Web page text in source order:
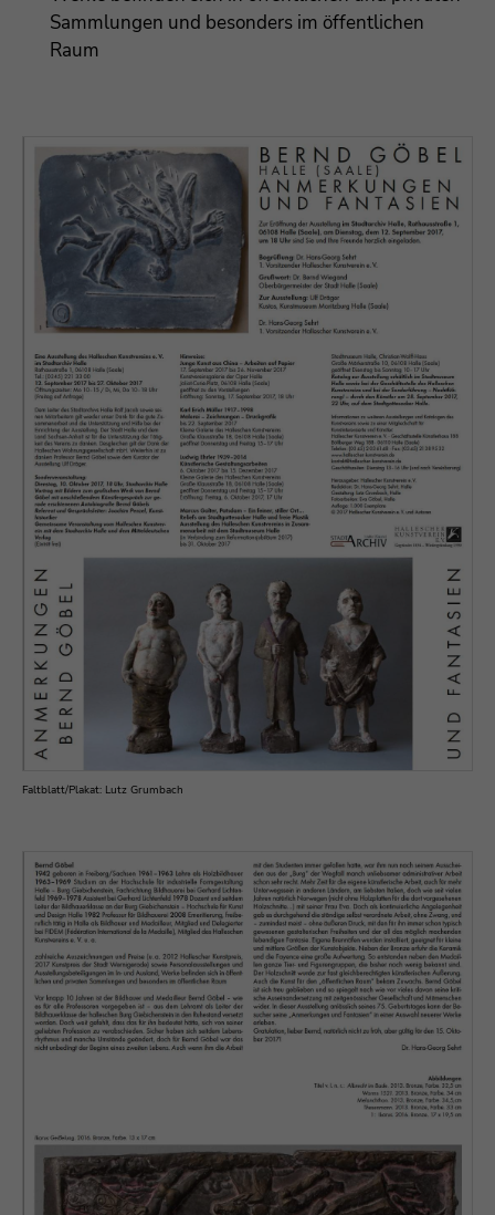
Sammlungen und besonders im öffentlichen
Raum
Faltblatt/Plakat: Lutz Grumbach